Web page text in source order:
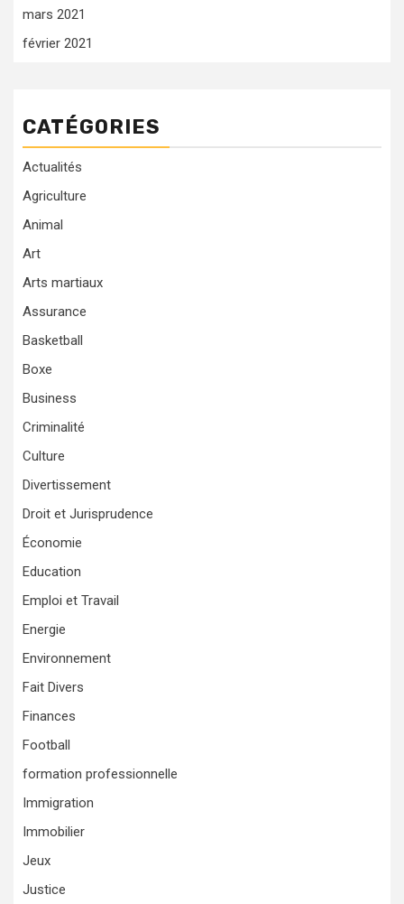
mars 2021
février 2021
CATÉGORIES
Actualités
Agriculture
Animal
Art
Arts martiaux
Assurance
Basketball
Boxe
Business
Criminalité
Culture
Divertissement
Droit et Jurisprudence
Économie
Education
Emploi et Travail
Energie
Environnement
Fait Divers
Finances
Football
formation professionnelle
Immigration
Immobilier
Jeux
Justice